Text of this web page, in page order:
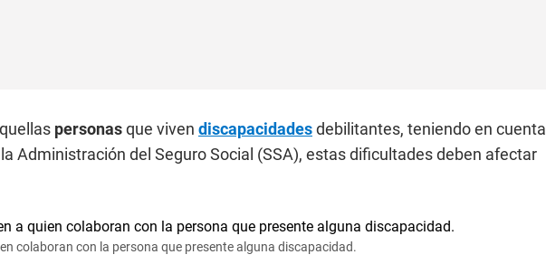
personasque viven discapacidadesdebilitantes, teniendo en cuenta
Administración del Seguro Social (SSA), estas dificultades deben afectar
colaboran con la persona que presente alguna discapacidad.